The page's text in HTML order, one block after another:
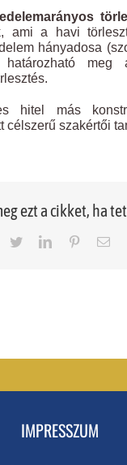
ami a havi
hányadosa
meg
hitel más
célszerű szakértői
ezt a cikket, ha
TwitterLinkedInPinterest
IMPRESSZUM